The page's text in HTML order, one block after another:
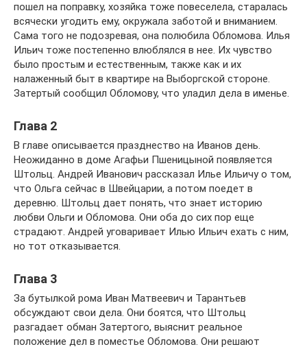
пошел на поправку, хозяйка тоже повеселела, старалась
всячески угодить ему, окружала заботой и вниманием.
Сама того не подозревая, она полюбила Обломова. Илья
Ильич тоже постепенно влюблялся в нее. Их чувство
было простым и естественным, также как и их
налаженный быт в квартире на Выборгской стороне.
Затертый сообщил Обломову, что уладил дела в именье.
Глава 2
В главе описывается празднество на Иванов день.
Неожиданно в доме Агафьи Пшеницыной появляется
Штольц. Андрей Иванович рассказал Илье Ильичу о том,
что Ольга сейчас в Швейцарии, а потом поедет в
деревню. Штольц дает понять, что знает историю
любви Ольги и Обломова. Они оба до сих пор еще
страдают. Андрей уговаривает Илью Ильич ехать с ним,
но тот отказывается.
Глава 3
За бутылкой рома Иван Матвеевич и Тарантьев
обсуждают свои дела. Они боятся, что Штольц
разгадает обман Затертого, выяснит реальное
положение дел в поместье Обломова. Они решают